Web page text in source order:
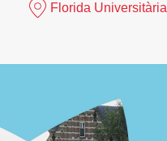
Florida Universitària